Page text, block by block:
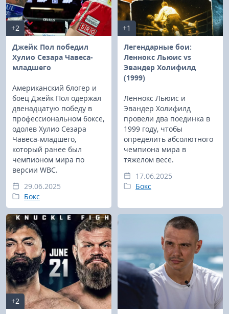
+2
Джейк Пол победил
Хулио Сезара Чавеса-
младшего
Американский блогер и
боец Джейк Пол одержал
двенадцатую победу в
профессиональном боксе,
одолев Хулио Сезара
Чавеса-младшего,
который ранее был
чемпионом мира по
версии WBC.
29.06.2025
Бокс
+1
Легендарные бои:
Леннокс Льюис vs
Эвандер Холифилд
(1999)
Леннокс Льюис и
Эвандер Холифилд
провели два поединка в
1999 году, чтобы
определить абсолютного
чемпиона мира в
тяжелом весе.
17.06.2025
Бокс
+2